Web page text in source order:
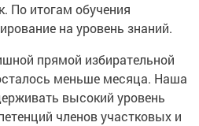
По итогам обучения
на уровень знаний.
прямой избирательной
меньше месяца. Наша
высокий уровень
членов участковых и